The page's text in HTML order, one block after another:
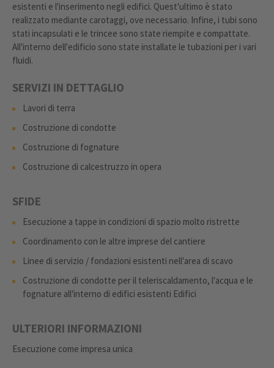
esistenti e l'inserimento negli edifici. Quest'ultimo è stato
realizzato mediante carotaggi, ove necessario. Infine, i tubi sono
stati incapsulati e le trincee sono state riempite e compattate.
All'interno dell'edificio sono state installate le tubazioni per i vari
fluidi.
SERVIZI IN DETTAGLIO
Lavori di terra
Costruzione di condotte
Costruzione di fognature
Costruzione di calcestruzzo in opera
SFIDE
Esecuzione a tappe in condizioni di spazio molto ristrette
Coordinamento con le altre imprese del cantiere
Linee di servizio / fondazioni esistenti nell'area di scavo
Costruzione di condotte per il teleriscaldamento, l'acqua e le
fognature all'interno di edifici esistenti Edifici
ULTERIORI INFORMAZIONI
Esecuzione come impresa unica